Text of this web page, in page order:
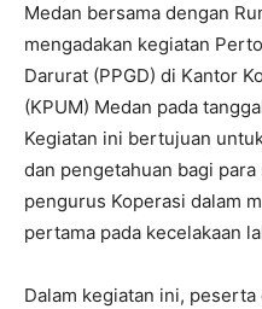
Medan bersama dengan
mengadakan kegiatan
Darurat (PPGD) di Kantor
(KPUM) Medan pada
Kegiatan ini bertujuan
dan pengetahuan bagi
pengurus Koperasi dalam
pertama pada kecelakaan
Dalam kegiatan ini,